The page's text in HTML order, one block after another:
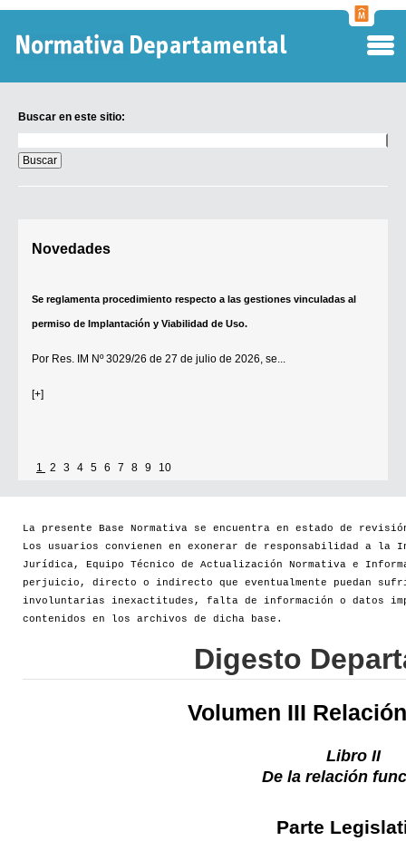
Buscar en este sitio:
en
este
sitio:
Novedades
Se reglamenta procedimiento respecto a las gestiones vinculadas al
permiso de Implantación y Viabilidad de Uso.
Por Res. IM Nº 3029/26 de 27 de julio de 2026, se...
[+]
1 2 3 4 5 6 7 8 9 10
La presente Base Normativa se encuentra en estado de
Los usuarios convienen en exonerar de responsabilidad a la
Jurídica, Equipo Técnico de Actualización Normativa e
perjuicio, directo o indirecto que eventualmente puedan
involuntarias inexactitudes, falta de información o datos
contenidos en los archivos de dicha base.
Digesto
Volumen III
Libro II
De la relación
Parte